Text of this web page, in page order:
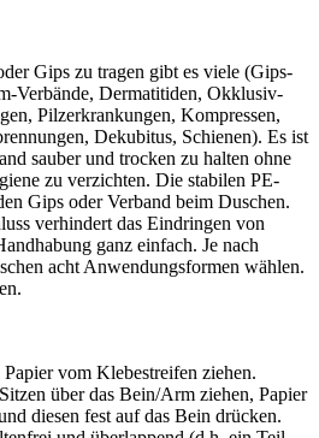
Gips zu tragen gibt es viele (Gips-
Verbände, Dermatitiden, Okklusiv-
Pilzerkrankungen, Kompressen,
Dekubitus, Schienen). Es ist
sauber und trocken zu halten ohne
zu verzichten. Die stabilen PE-
Gips oder Verband beim Duschen.
verhindert das Eindringen von
ganz einfach. Je nach
acht Anwendungsformen wählen.
vom Klebestreifen ziehen.
über das Bein/Arm ziehen, Papier
diesen fest auf das Bein drücken.